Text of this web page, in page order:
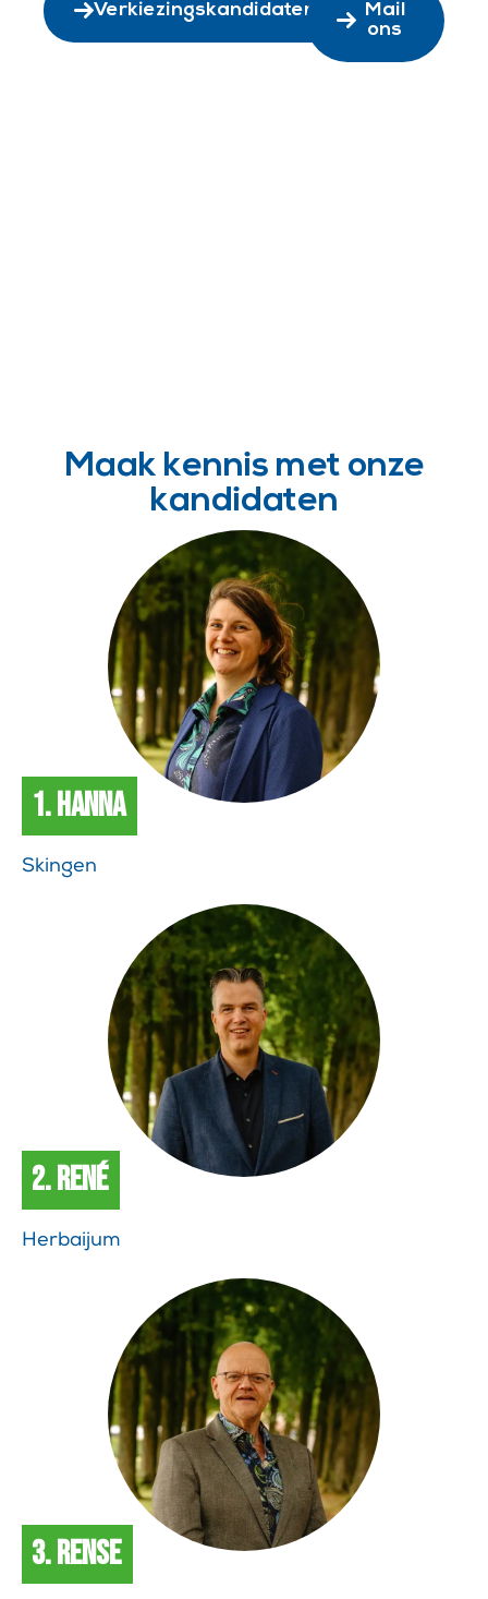
Verkiezingskandidaten
Mail
ons
Maak kennis met onze
kandidaten
1. Hanna
Skingen
2. René
Herbaijum
3. Rense